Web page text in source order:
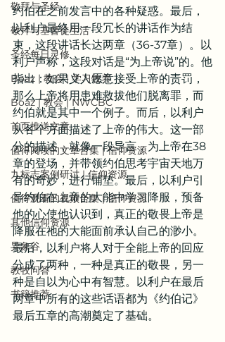
敬拜与圣经
敬拜与基督徒生活
圣经每日灵修
Boaz | 教会 | 学习牧养
Boaz | 教会 | NWCBC
首页推送文章
值得阅读的文章合集 | 信仰资源
九标志案例研讨 | 信仰资源
值得观看的视频合集 | 信仰资源
其他信仰资源
异象谷
教牧问答
书籍推荐
约伯在之前发言中的各种疑惑。最后，
以利户最终用一段冗长的讲话作为结
束，这段讲话长达两章（36-37章）。以
利户声称，这段对话是“为上帝说”的。他
指出：如果义人愿意接受上帝的责罚，
那么上帝将用患难救拔他们脱离罪，而
约伯就是其中一个例子。而后，以利户
从各个方面描述了上帝的伟大。这一部
分的描述，就像一段导言，为上帝在38
章的登场，并带领约伯思考宇宙天地万
有的奇妙，进行铺垫。最后，以利户引
导约伯在上帝的大能中学习降服，预备
他的心使他认识到，真正的敬畏上帝是
降服在祂的大能面前承认自己的渺小。
最后，以利户将人对于全能上帝的回应
分成了两种，一种是真正的敬畏，另一
种是自以为心中有智慧。以利户在最后
两章中所有的这些话语都为《约伯记》
最后五章的高潮奠定了基础。